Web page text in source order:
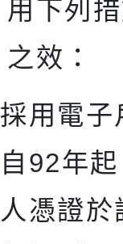
用下列
之效：
採用電子
自92年
人憑證